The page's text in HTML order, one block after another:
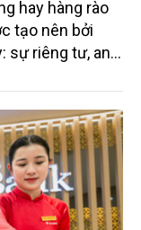
hay hàng rào
tạo nên bởi
sự riêng tư, an